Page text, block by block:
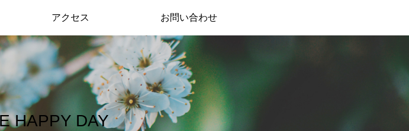
HAPPY DAY
アクセス お問い合わせ